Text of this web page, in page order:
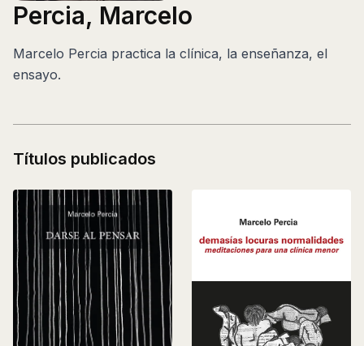
Percia, Marcelo
Marcelo Percia practica la clínica, la enseñanza, el
ensayo.
Títulos publicados